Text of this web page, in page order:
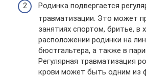
Родинка подвергается
травматизации. Это может
занятиях спортом, бритье, в
расположении родинки на
бюстгальтера, а также в
Регулярная травматизация
крови может быть одним из